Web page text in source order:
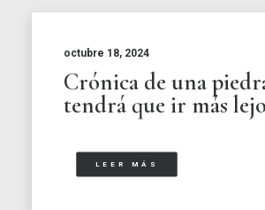
octubre 18, 2024
Crónica de una
tendrá que ir más
LEER MÁS